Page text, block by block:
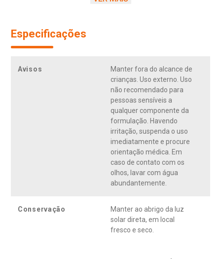
Especificações
Avisos
Manter fora do alcance de
crianças. Uso externo. Uso
não recomendado para
pessoas sensíveis a
qualquer componente da
formulação. Havendo
irritação, suspenda o uso
imediatamente e procure
orientação médica. Em
caso de contato com os
olhos, lavar com água
abundantemente.
Conservação
Manter ao abrigo da luz
solar direta, em local
fresco e seco.